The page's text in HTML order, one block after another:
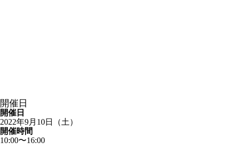
開催日
開催日
2022年9月10日（土）
開催時間
10:00〜16:00